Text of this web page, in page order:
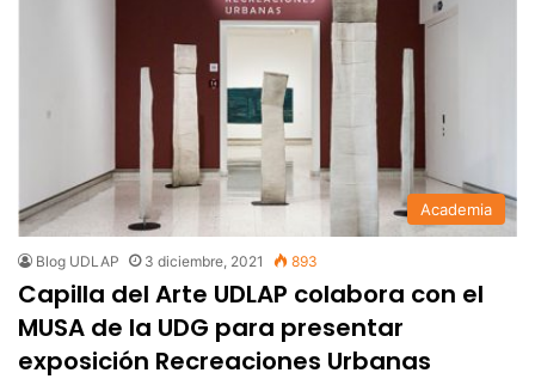
Academia
Blog UDLAP 3 diciembre, 2021 893
Capilla del Arte UDLAP colabora con el
MUSA de la UDG para presentar
exposición Recreaciones Urbanas